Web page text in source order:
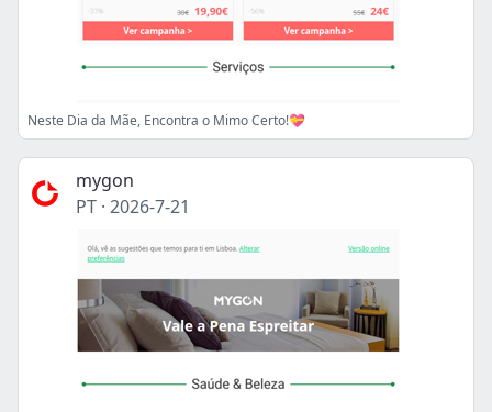
Neste Dia da Mãe, Encontra o Mimo Certo!💝
mygon
PT · 2026-7-21